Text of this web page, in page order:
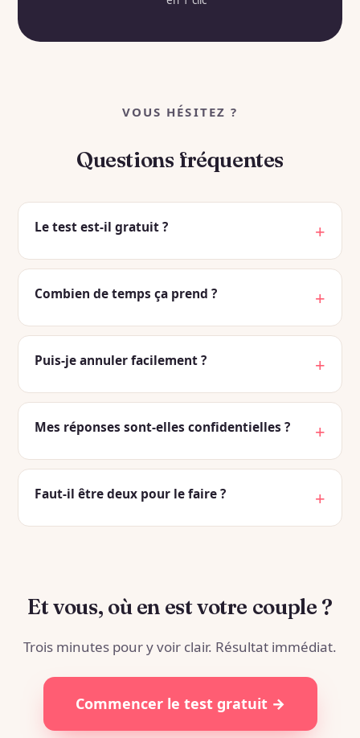
VOUS HÉSITEZ ?
Questions fréquentes
Le test est-il gratuit ?
Combien de temps ça prend ?
Puis-je annuler facilement ?
Mes réponses sont-elles confidentielles ?
Faut-il être deux pour le faire ?
Et vous, où en est votre couple ?
Trois minutes pour y voir clair. Résultat immédiat.
Commencer le test gratuit →